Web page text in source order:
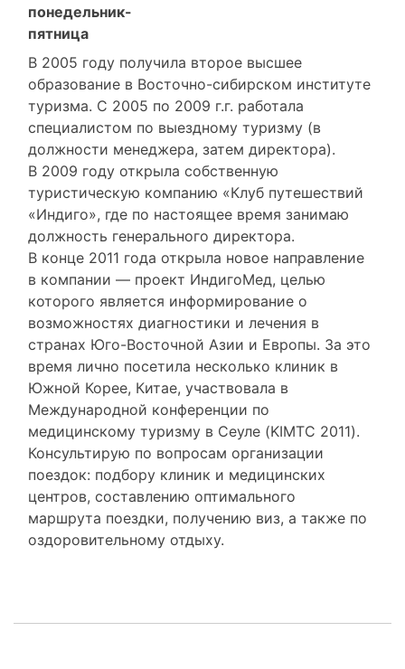
понедельник-
пятница
В 2005 году получила второе высшее
образование в Восточно-сибирском институте
туризма. С 2005 по 2009 г.г. работала
специалистом по выездному туризму (в
должности менеджера, затем директора).
В 2009 году открыла собственную
туристическую компанию «Клуб путешествий
«Индиго», где по настоящее время занимаю
должность генерального директора.
В конце 2011 года открыла новое направление
в компании — проект ИндигоМед, целью
которого является информирование о
возможностях диагностики и лечения в
странах Юго-Восточной Азии и Европы. За это
время лично посетила несколько клиник в
Южной Корее, Китае, участвовала в
Международной конференции по
медицинскому туризму в Сеуле (KIMTC 2011).
Консультирую по вопросам организации
поездок: подбору клиник и медицинских
центров, составлению оптимального
маршрута поездки, получению виз, а также по
оздоровительному отдыху.